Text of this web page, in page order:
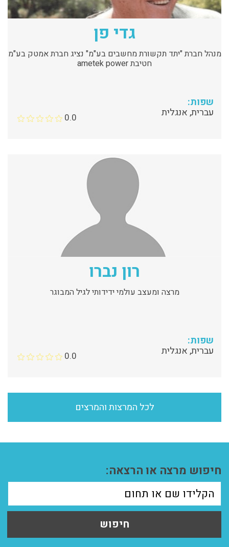
גדי פן
מנהל חברת "יתד תקשורת מחשבים בע"מ" נציג חברת אמטק בע"מ
חטיבת ametek power
שפות:
עברית, אנגלית 0.0
רון נברו
מרצה ומעצב עולמי ידידותי לגיל המבוגר
שפות:
עברית, אנגלית 0.0
לכל המרצות והמרצים
חיפוש מרצה או הרצאה:
חיפוש